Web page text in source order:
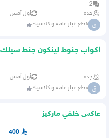
2
جده
أول أمس
ق قطع غيار عامه و كلاسيك
اكواب جنوط لينكون جنط سيلك
جده أول أمس
ق قطع غيار عامه و كلاسيك
عاكس خلفي ماركيز
400